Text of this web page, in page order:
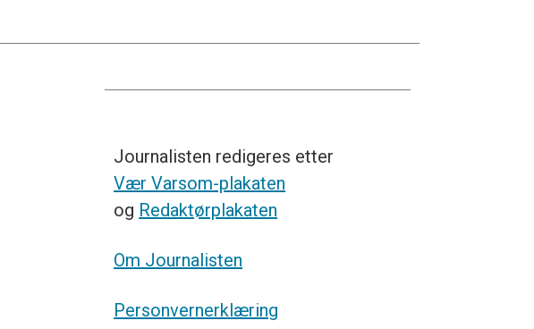
Journalisten redigeres etter
Vær Varsom-plakaten
og Redaktørplakaten
Om Journalisten
Personvernerklæring